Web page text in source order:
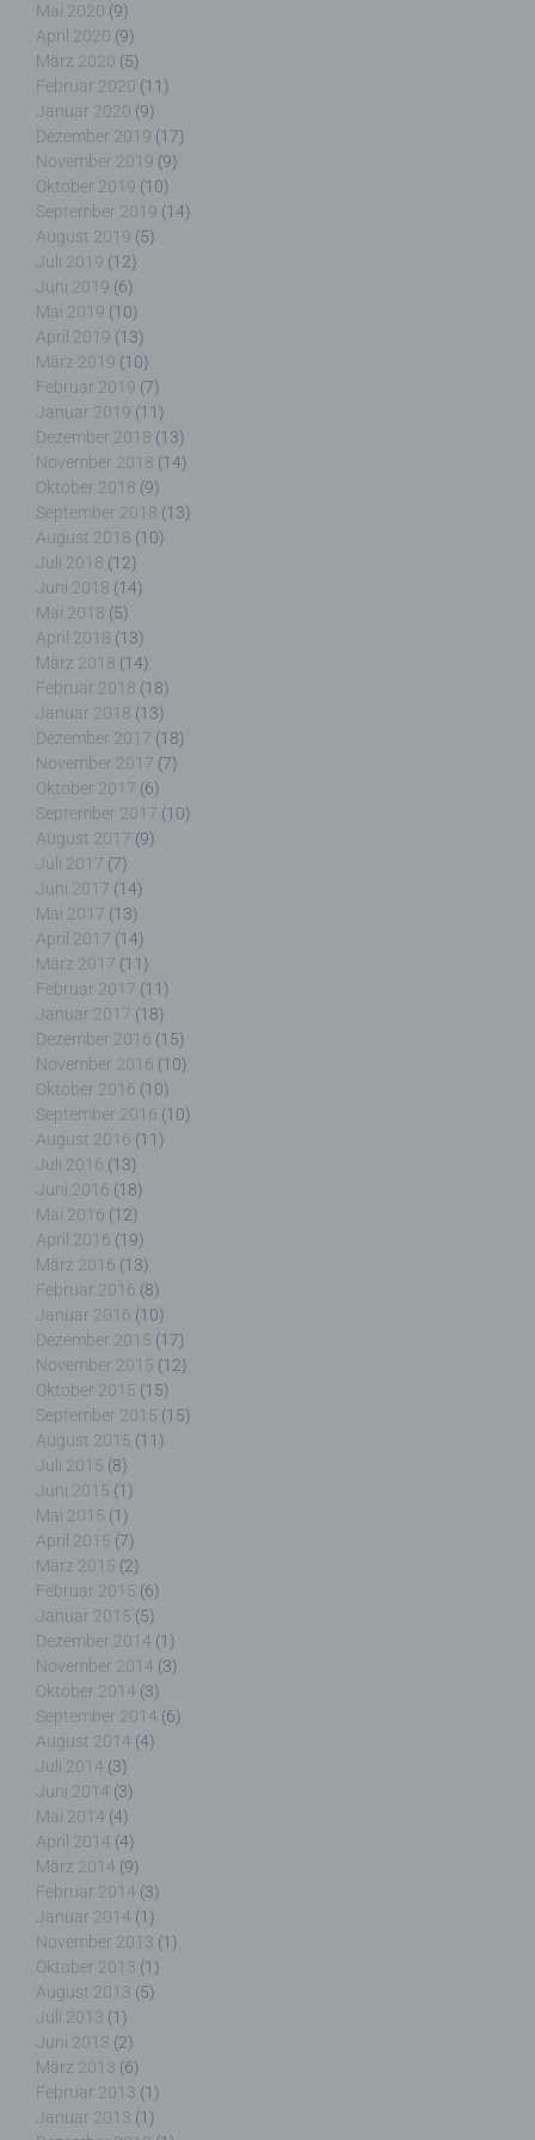
Mai 2020 (9)
April 2020 (9)
März 2020 (5)
Februar 2020 (11)
Januar 2020 (9)
Dezember 2019 (17)
November 2019 (9)
Oktober 2019 (10)
September 2019 (14)
August 2019 (5)
Juli 2019 (12)
Juni 2019 (6)
Mai 2019 (10)
April 2019 (13)
März 2019 (10)
Februar 2019 (7)
Januar 2019 (11)
Dezember 2018 (13)
November 2018 (14)
Oktober 2018 (9)
September 2018 (13)
August 2018 (10)
Juli 2018 (12)
Juni 2018 (14)
Mai 2018 (5)
April 2018 (13)
März 2018 (14)
Februar 2018 (18)
Januar 2018 (13)
Dezember 2017 (18)
November 2017 (7)
Oktober 2017 (6)
September 2017 (10)
August 2017 (9)
Juli 2017 (7)
Juni 2017 (14)
Mai 2017 (13)
April 2017 (14)
März 2017 (11)
Februar 2017 (11)
Januar 2017 (18)
Dezember 2016 (15)
November 2016 (10)
Oktober 2016 (10)
September 2016 (10)
August 2016 (11)
Juli 2016 (13)
Juni 2016 (18)
Mai 2016 (12)
April 2016 (19)
März 2016 (13)
Februar 2016 (8)
Januar 2016 (10)
Dezember 2015 (17)
November 2015 (12)
Oktober 2015 (15)
September 2015 (15)
August 2015 (11)
Juli 2015 (8)
Juni 2015 (1)
Mai 2015 (1)
April 2015 (7)
März 2015 (2)
Februar 2015 (6)
Januar 2015 (5)
Dezember 2014 (1)
November 2014 (3)
Oktober 2014 (3)
September 2014 (6)
August 2014 (4)
Juli 2014 (3)
Juni 2014 (3)
Mai 2014 (4)
April 2014 (4)
März 2014 (9)
Februar 2014 (3)
Januar 2014 (1)
November 2013 (1)
Oktober 2013 (1)
August 2013 (5)
Juli 2013 (1)
Juni 2013 (2)
März 2013 (6)
Februar 2013 (1)
Januar 2013 (1)
Verantwortlicher ist die natürliche oder juristische
Person, Behörde, Einrichtung oder andere Stelle,
die allein oder gemeinsam mit anderen über die
Zwecke und Mittel der Verarbeitung von
personenbezogenen Daten entscheidet. Sind die
Zwecke und Mittel dieser Verarbeitung durch das
Unionsrecht oder das Recht der Mitgliedstaaten
vorgegeben, so kann der Verantwortliche
beziehungsweise können die bestimmten Kriterien
seiner Benennung nach dem Unionsrecht oder
dem Recht der Mitgliedstaaten vorgesehen
werden.
h) Auftragsverarbeiter
Auftragsverarbeiter ist eine natürliche oder
juristische Person, Behörde, Einrichtung oder
andere Stelle, die personenbezogene Daten im
Auftrag des Verantwortlichen verarbeitet.
i) Empfänger
Empfänger ist eine natürliche oder juristische
Person, Behörde, Einrichtung oder andere Stelle,
der personenbezogene Daten offengelegt werden,
unabhängig davon, ob es sich bei ihr um einen
Dritten handelt oder nicht. Behörden, die im
Rahmen eines bestimmten Untersuchungsauftrags
nach dem Unionsrecht oder dem Recht der
Mitgliedstaaten möglicherweise
personenbezogene Daten erhalten, gelten jedoch
nicht als Empfänger.
j) Dritter
Dritter ist eine natürliche oder juristische Person,
Behörde, Einrichtung oder andere Stelle außer der
betroffenen Person, dem Verantwortlichen, dem
Auftragsverarbeiter und den Personen, die unter
der unmittelbaren Verantwortung des
Verantwortlichen oder des Auftragsverarbeiters
befugt sind, die personenbezogenen Daten zu
verarbeiten.
k) Einwilligung
Einwilligung ist jede von der betroffenen Person
freiwillig für den bestimmten Fall in informierter
Weise und unmissverständlich abgegebene
Willensbekundung in Form einer Erklärung oder
einer sonstigen eindeutigen bestätigenden
Handlung, mit der die betroffene Person zu
verstehen gibt, dass sie mit der Verarbeitung der
sie betreffenden personenbezogenen Daten
einverstanden ist.
Name und Anschrift des für die Verarbeitung
Verantwortlichen
Verantwortlicher im Sinne der Datenschutz-
Grundverordnung, sonstiger in den Mitgliedstaaten
der Europäischen Union geltenden
Datenschutzgesetze und anderer Bestimmungen
mit datenschutzrechtlichem Charakter ist die:
Nicht kommerzielle Homepage Woiga.de
Wolfgang Behling
Karwendelstraße 9
82499 Wallgau